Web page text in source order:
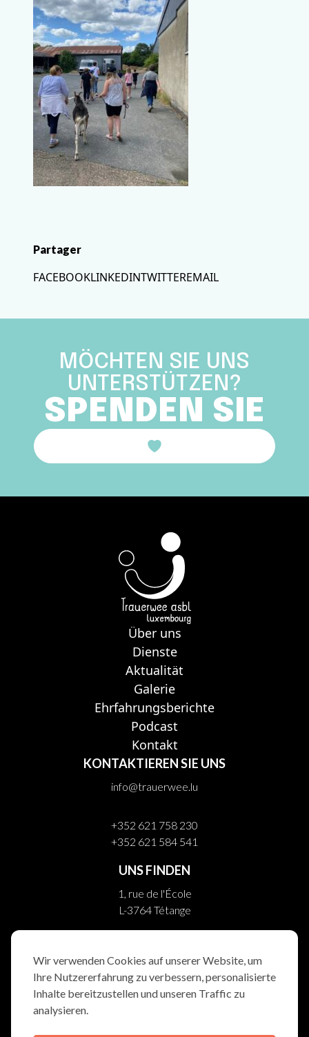
Wir verwenden Cookies auf unserer Website, um
Ihre Nutzererfahrung zu verbessern, personalisierte
Inhalte bereitzustellen und unseren Traffic zu
analysieren.
Partager
FACEBOOKLINKEDINTWITTEREMAIL
MÖCHTEN SIE UNS
UNTERSTÜTZEN?
SPENDEN SIE
Über uns
Dienste
Aktualität
Galerie
Ehrfahrungsberichte
Podcast
Kontakt
KONTAKTIEREN SIE UNS
info@trauerwee.lu
+352 621 758 230
+352 621 584 541
UNS FINDEN
1, rue de l'École
L-3764 Tétange
L-8710 Boevange/Attert
FOLGEN SIE UNS